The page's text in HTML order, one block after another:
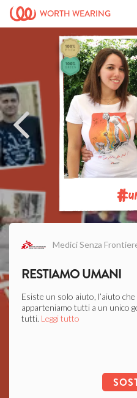
WORTH WEARING
#
Medici Senza
RESTIAMO UMANI
Esiste un solo aiuto, l’aiuto
apparteniamo tutti a un unico
tutti. Leggi tutto